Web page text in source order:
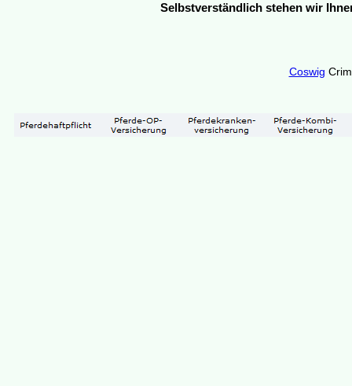
Selbstverständlich stehen wir
Coswig